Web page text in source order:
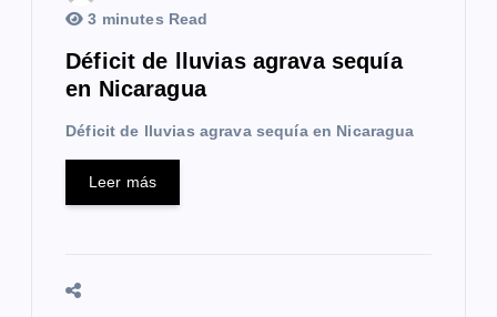
3 minutes Read
Déficit de lluvias agrava sequía
en Nicaragua
Déficit de lluvias agrava sequía en Nicaragua
Leer más